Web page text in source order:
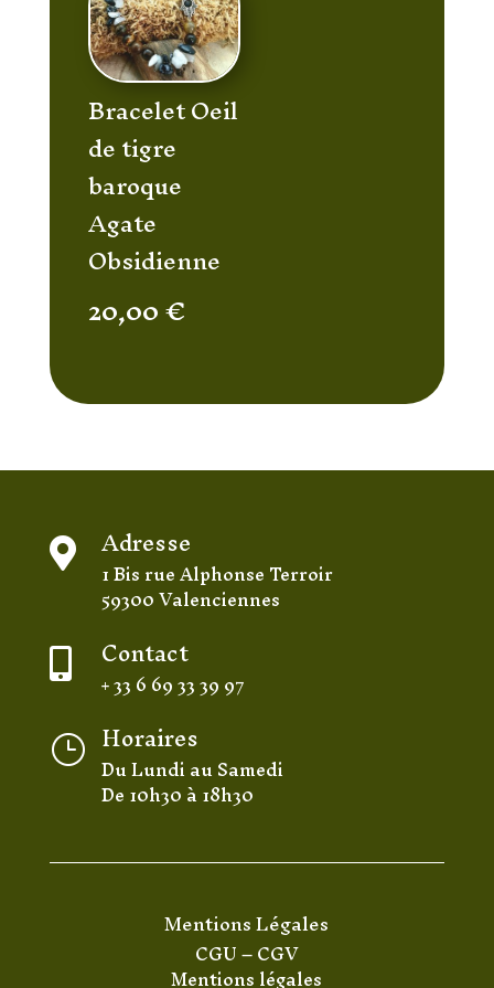
Bracelet Oeil
de tigre
baroque
Agate
Obsidienne
20,00€
 Adresse
1 Bis rue Alphonse Terroir
59300 Valenciennes
 Contact
+ 33 6 69 33 39 97
} Horaires
Du Lundi au Samedi
De 10h30 à 18h30
Mentions Légales
CGU–CGV
Mentions légales